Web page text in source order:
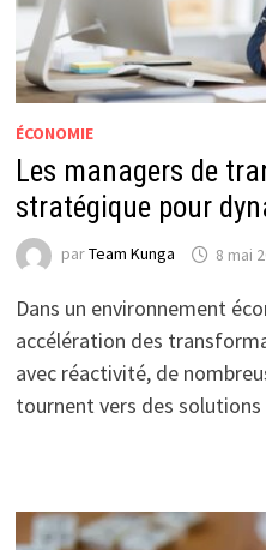
ÉCONOMIE
Les managers de
stratégique pour
parTeam Kunga 8 mai
Dans un environnement
accélération des
avec réactivité, de
tournent vers des